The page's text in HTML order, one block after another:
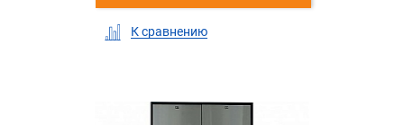
К сравнению